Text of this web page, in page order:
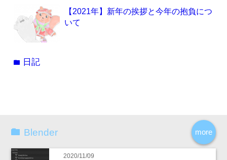
【2021年】新年の挨拶と今年の抱負につ
いて
folder 日記
more
Blender
2020/11/09